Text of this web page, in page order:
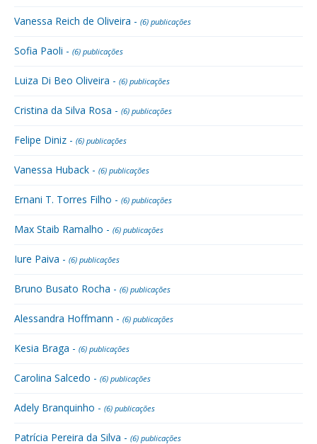
Vanessa Reich de Oliveira - (6) publicações
Sofia Paoli - (6) publicações
Luiza Di Beo Oliveira - (6) publicações
Cristina da Silva Rosa - (6) publicações
Felipe Diniz - (6) publicações
Vanessa Huback - (6) publicações
Ernani T. Torres Filho - (6) publicações
Max Staib Ramalho - (6) publicações
Iure Paiva - (6) publicações
Bruno Busato Rocha - (6) publicações
Alessandra Hoffmann - (6) publicações
Kesia Braga - (6) publicações
Carolina Salcedo - (6) publicações
Adely Branquinho - (6) publicações
Patrícia Pereira da Silva - (6) publicações